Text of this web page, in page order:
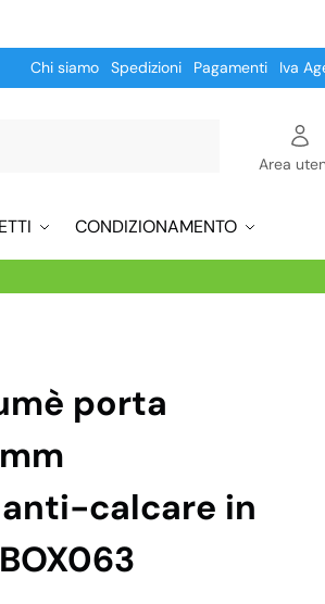
Chi siamo Spedizioni Pagamenti Iva
Area
CONDIZIONAMENTO
porta
calcare in